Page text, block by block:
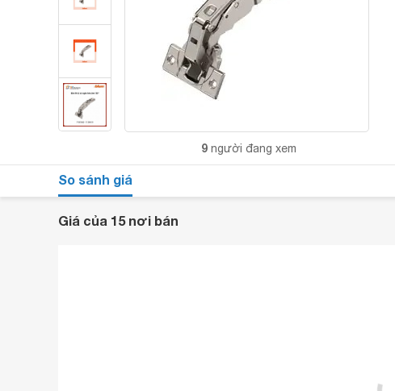
9 người đang xem
So sánh giá
Giá của 15 nơi bán